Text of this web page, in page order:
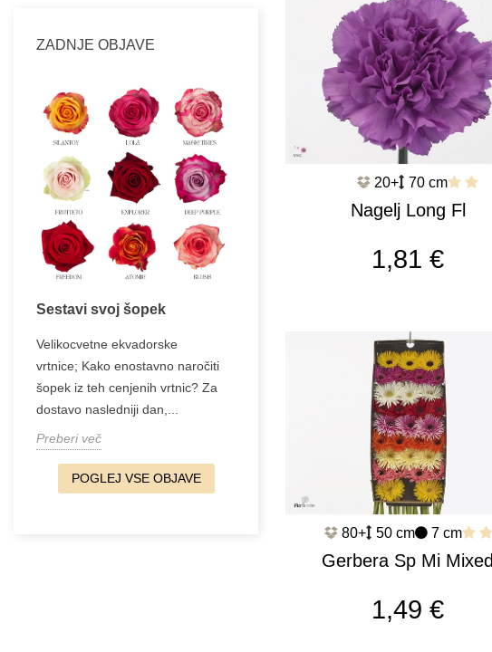
ZADNJE OBJAVE
Sestavi svoj šopek
Velikocvetne ekvadorske
vrtnice; Kako enostavno naročiti
šopek iz teh cenjenih vrtnic? Za
dostavo nasledniji dan,...
Preberi več
POGLEJ VSE OBJAVE
20+ 70 cm
Nagelj Long Fl
1,81 €
80+ 50 cm 7 cm
Gerbera Sp Mi Mixed
c1676
1,49 €